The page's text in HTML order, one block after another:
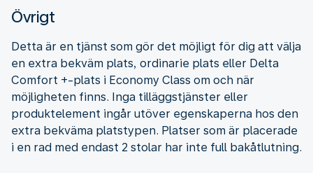
Övrigt
Detta är en tjänst som gör det möjligt för dig att välja
en extra bekväm plats, ordinarie plats eller Delta
Comfort +-plats i Economy Class om och när
möjligheten finns. Inga tilläggstjänster eller
produktelement ingår utöver egenskaperna hos den
extra bekväma platstypen. Platser som är placerade
i en rad med endast 2 stolar har inte full bakåtlutning.